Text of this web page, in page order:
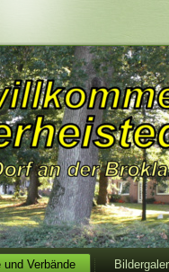
und Verbände